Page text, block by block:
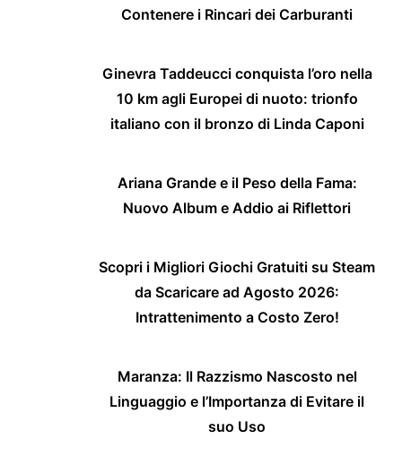
Contenere i Rincari dei Carburanti
Ginevra Taddeucci conquista l’oro nella
10 km agli Europei di nuoto: trionfo
italiano con il bronzo di Linda Caponi
Ariana Grande e il Peso della Fama:
Nuovo Album e Addio ai Riflettori
Scopri i Migliori Giochi Gratuiti su Steam
da Scaricare ad Agosto 2026:
Intrattenimento a Costo Zero!
Maranza: Il Razzismo Nascosto nel
Linguaggio e l’Importanza di Evitare il
suo Uso